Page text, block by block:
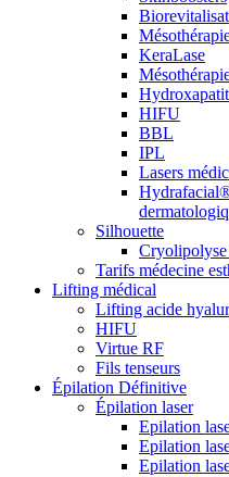
KeraLase
HIFU
BBL
IPL
Lasers
Silhouette
Tarifs médecine
Lifting médical
Lifting acide
HIFU
Virtue RF
Fils tenseurs
Épilation Définitive
Épilation laser
Epilation
Epilation
Epilation